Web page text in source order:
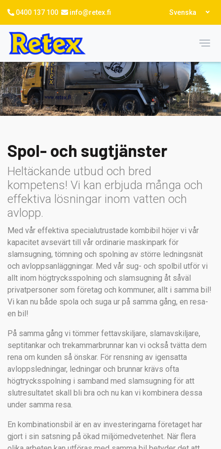
huvudinnehåll
0400 137 100 info@retex.fi
your
Svenska
Spol- och sugtjänster
Heltäckande utbud och bred
kompetens! Vi kan erbjuda många och
effektiva lösningar inom vatten och
avlopp.
Med vår effektiva specialutrustade kombibil höjer vi vår
kapacitet avsevärt till vår ordinarie maskinpark för
slamsugning, tömning och spolning av större ledningsnät
och avloppsanläggningar. Med vår sug- och spolbil utför vi
allt inom högtrycksspolning och slamsugning åt såväl
privatpersoner som företag och kommuner, allt i samma bil!
Vi kan nu både spola och suga ur på samma gång, en resa-
en bil!
På samma gång vi tömmer fettavskiljare, slamavskiljare,
septitankar och trekammarbrunnar kan vi också tvätta dem
rena om kunden så önskar. För rensning av igensatta
avloppsledningar, ledningar och brunnar krävs ofta
högtrycksspolning i samband med slamsugning för att
slutresultatet skall bli bra och nu kan vi kombinera dessa
under samma resa.
En kombinationsbil är en av investeringarna företaget har
gjort i sin satsning på ökad miljömedvetenhet. När flera